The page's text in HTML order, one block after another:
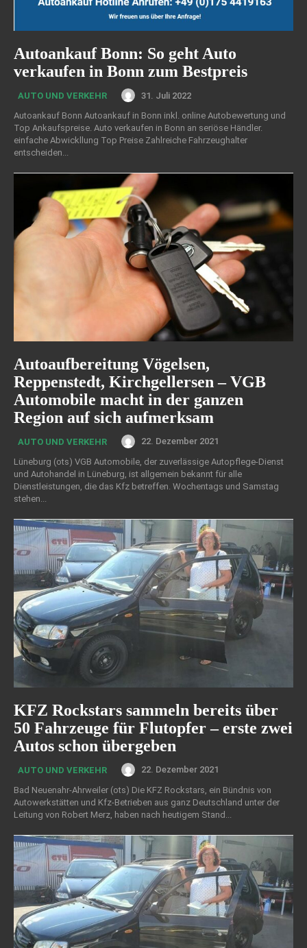
Autoankauf Bonn: So geht Auto
verkaufen in Bonn zum Bestpreis
AUTO UND VERKEHR
31. Juli 2022
Autoankauf Bonn Autoankauf in Bonn inkl. online Autobewertung und
Top Ankaufspreise. Auto verkaufen in Bonn an seriöse Händler.
einfache Abwickllung Top Preise Zahlreiche Fahrzeughalter
entscheiden...
Autoaufbereitung Vögelsen,
Reppenstedt, Kirchgellersen – VGB
Automobile macht in der ganzen
Region auf sich aufmerksam
AUTO UND VERKEHR
22. Dezember 2021
Lüneburg (ots) VGB Automobile, der zuverlässige Autopflege-Dienst
und Autohandel in Lüneburg, ist allgemein bekannt für alle
Dienstleistungen, die das Kfz betreffen. Wochentags und Samstag
stehen...
KFZ Rockstars sammeln bereits über
50 Fahrzeuge für Flutopfer – erste zwei
Autos schon übergeben
AUTO UND VERKEHR
22. Dezember 2021
Bad Neuenahr-Ahrweiler (ots) Die KFZ Rockstars, ein Bündnis von
Autowerkstätten und Kfz-Betrieben aus ganz Deutschland unter der
Leitung von Robert Merz, haben nach heutigem Stand...